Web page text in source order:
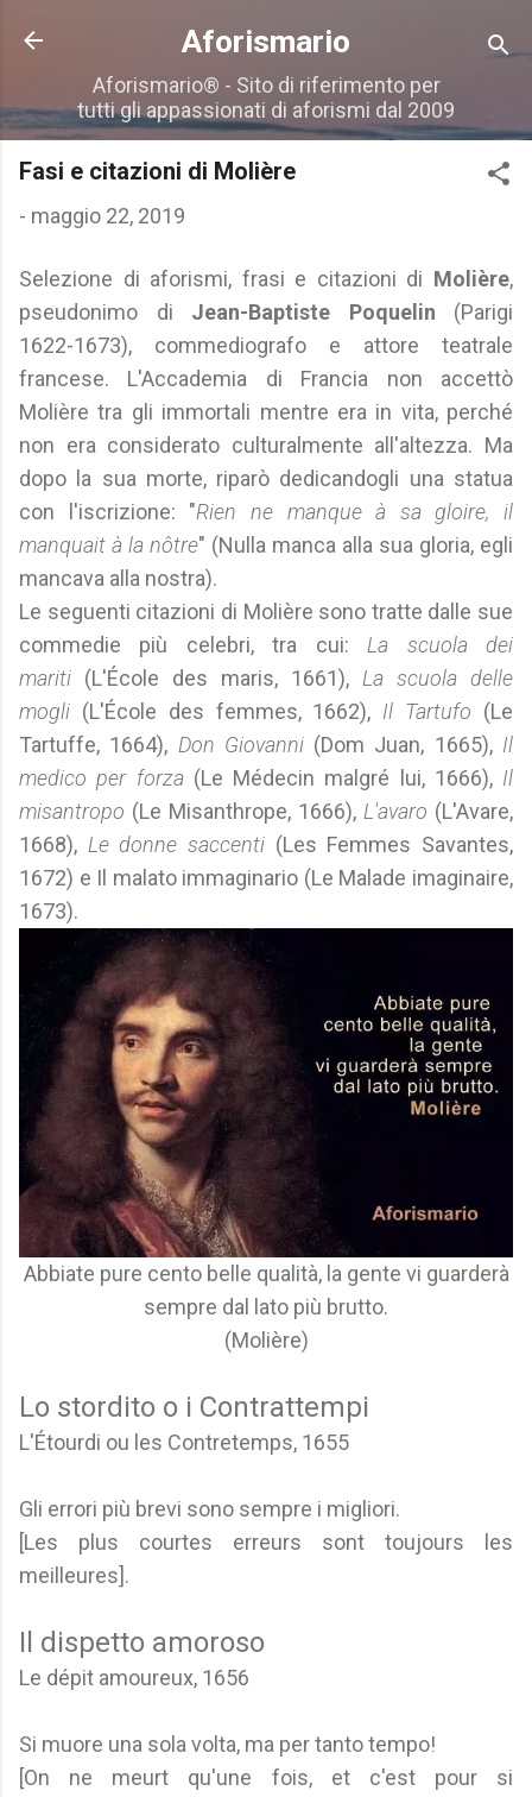
Passa ai contenuti principali
Aforismario
Aforismario® - Sito di riferimento per
tutti gli appassionati di aforismi dal 2009
Fasi e citazioni di Molière
- maggio 22, 2019
Selezione di aforismi, frasi e citazioni di Molière,
pseudonimo di Jean-Baptiste Poquelin (Parigi
1622-1673), commediografo e attore teatrale
francese. L'Accademia di Francia non accettò
Molière tra gli immortali mentre era in vita, perché
non era considerato culturalmente all'altezza. Ma
dopo la sua morte, riparò dedicandogli una statua
con l'iscrizione: "Rien ne manque à sa gloire, il
manquait à la nôtre" (Nulla manca alla sua gloria, egli
mancava alla nostra).
Le seguenti citazioni di Molière sono tratte dalle sue
commedie più celebri, tra cui: La scuola dei
mariti (L'École des maris, 1661), La scuola delle
mogli (L'École des femmes, 1662), Il Tartufo (Le
Tartuffe, 1664), Don Giovanni(Dom Juan, 1665), Il
medico per forza(Le Médecin malgré lui, 1666), Il
misantropo (Le Misanthrope, 1666), L'avaro (L'Avare,
1668), Le donne saccenti (Les Femmes Savantes,
1672) e Il malato immaginario (Le Malade imaginaire,
1673).
Abbiate pure cento belle qualità, la gente vi guarderà
sempre dal lato più brutto.
(Molière)
Lo stordito o i Contrattempi
L'Étourdi ou les Contretemps, 1655
Gli errori più brevi sono sempre i migliori.
[Les plus courtes erreurs sont toujours les
meilleures].
Il dispetto amoroso
Le dépit amoureux, 1656
Si muore una sola volta, ma per tanto tempo!
[On ne meurt qu'une fois, et c'est pour si